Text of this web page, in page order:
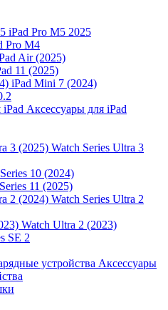
iPad Pro M5 2025
Pro M4
Air (2025)
11 (2025)
iPad Mini 7 (2024)
Аксессуары для iPad
Watch Series Ultra 3
Series 10 (2024)
Series 11 (2025)
Watch Series Ultra 2
Watch Ultra 2 (2023)
SE 2
Аксессуары